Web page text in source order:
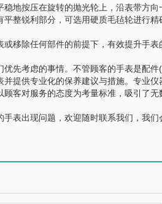
按压在旋转的抛光轮上，沿表带方向
整锐利部分，可选用硬质毛毡轮进行精
除任何部件的前提下，有效提升手表
考虑的事情。不管顾客的手表是配件
提供专业化的保养建议与措施。专业
客对服务的态度为考量标准，吸引了无
出现问题，欢迎随时联系我们，我们